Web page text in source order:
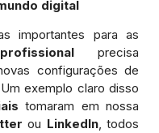
digital
importantes para as
precisa
configurações de
exemplo claro disso
tomaram em nossa
ou LinkedIn, todos